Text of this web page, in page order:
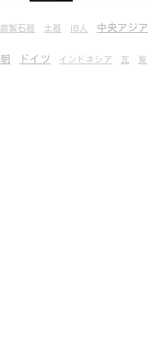
磨製石器 土器 旧人 中央アジア
朝 ドイツ インドネシア 瓦 夏